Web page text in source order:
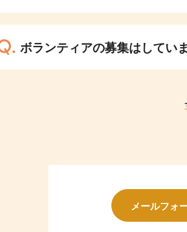
ボランティアの募集はしてい
メールフォ